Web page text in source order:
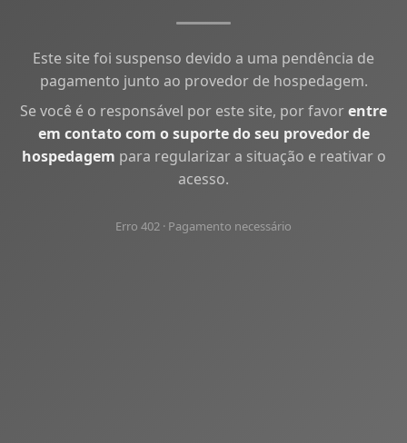
Este site foi suspenso devido a uma pendência de
pagamento junto ao provedor de hospedagem.
Se você é o responsável por este site, por favorentre
em contato com o suporte do seu provedor de
hospedagem para regularizar a situação e reativar o
acesso.
Erro 402 · Pagamento necessário